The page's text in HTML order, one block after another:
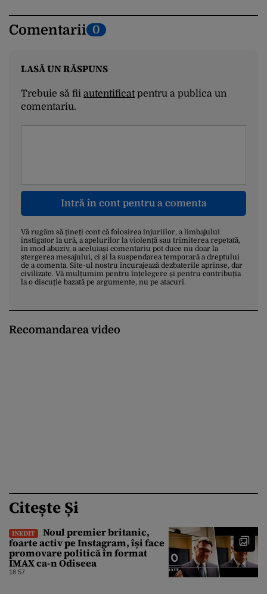
Comentarii 0
LASĂ UN RĂSPUNS
Trebuie să fii autentificatpentru a publica un
comentariu.
Intră în cont pentru a comenta
Vă rugăm să țineți cont că folosirea injuriilor, a limbajului
instigator la ură, a apelurilor la violență sau trimiterea repetată,
în mod abuziv, a aceluiași comentariu pot duce nu doar la
ștergerea mesajului, ci și la suspendarea temporară a dreptului
de a comenta. Site-ul nostru încurajează dezbaterile aprinse, dar
civilizate. Vă mulțumim pentru înțelegere și pentru contribuția
la o discuție bazată pe argumente, nu pe atacuri.
Recomandarea video
Citește Și
INEDIT
Noul premier britanic,
foarte activ pe Instagram, își face
promovare politică în format
IMAX ca-n Odiseea
18:57